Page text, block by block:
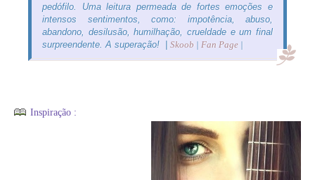
pedófilo. Uma leitura permeada de fortes emoções e
intensos sentimentos, como: impotência, abuso,
abandono, desilusão, humilhação, crueldade e um final
surpreendente. A superação! | Skoob | Fan Page |
Inspiração :